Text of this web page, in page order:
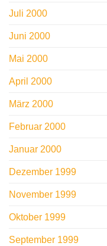
Juli 2000
Juni 2000
Mai 2000
April 2000
März 2000
Februar 2000
Januar 2000
Dezember 1999
November 1999
Oktober 1999
September 1999